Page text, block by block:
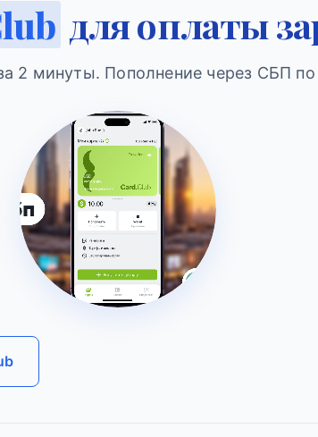
для оплаты
2 минуты. Пополнение через СБП